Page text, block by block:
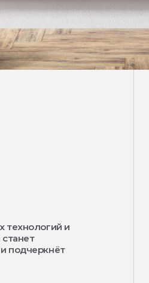
технологий и
подчеркнёт